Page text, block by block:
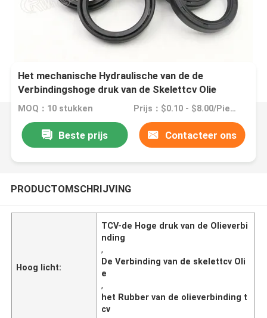
Het mechanische Hydraulische van de de
Verbindingshoge druk van de Skelettcv Olie
Rubbermateriaal
MOQ：10 stukken Prijs：$0.10 - $8.00/Pieces
Beste prijs Contacteer ons
PRODUCTOMSCHRIJVING
Hoog licht:
TCV-de Hoge druk van de Olieverbi
nding
,
De Verbinding van de skelettcv Oli
e
,
het Rubber van de olieverbinding t
cv